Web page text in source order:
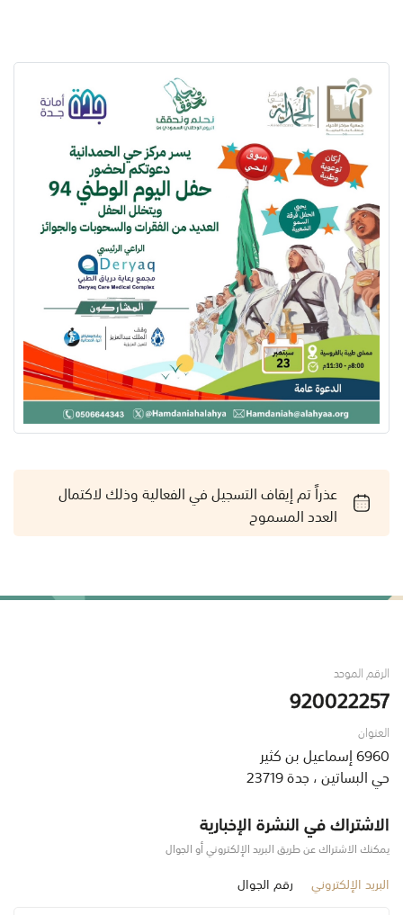
عذراً تم إيقاف التسجيل في الفعالية وذلك لاكتمال
العدد المسموح
الرقم الموحد
920022257
العنوان
6960 إسماعيل بن كثير
حي البساتين ، جدة 23719
الاشتراك في النشرة الإخبارية
يمكنك الاشتراك عن طريق البريد الإلكتروني أو الجوال
البريد الإلكتروني رقم الجوال